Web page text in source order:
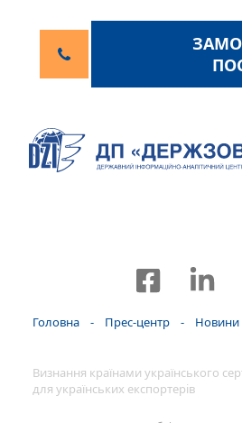
Головна - Прес-центр - Новини
Визнання країнами українського
для українських експортерів